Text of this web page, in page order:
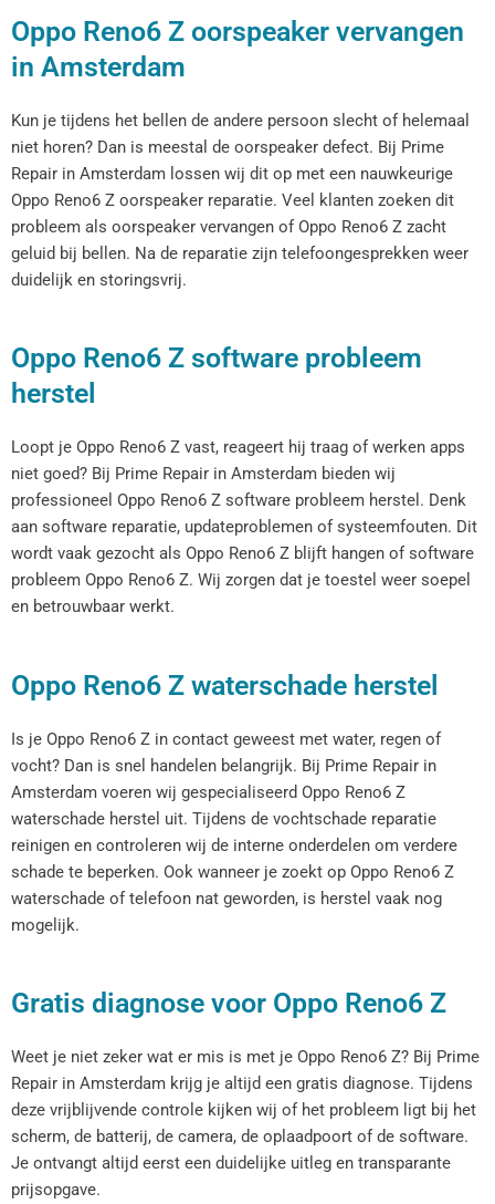
Oppo Reno6 Z oorspeaker vervangen
in Amsterdam
Kun je tijdens het bellen de andere persoon slecht of helemaal
niet horen? Dan is meestal de oorspeaker defect. Bij Prime
Repair in Amsterdam lossen wij dit op met een nauwkeurige
Oppo Reno6 Z oorspeaker reparatie. Veel klanten zoeken dit
probleem als oorspeaker vervangen of Oppo Reno6 Z zacht
geluid bij bellen. Na de reparatie zijn telefoongesprekken weer
duidelijk en storingsvrij.
Oppo Reno6 Z software probleem
herstel
Loopt je Oppo Reno6 Z vast, reageert hij traag of werken apps
niet goed? Bij Prime Repair in Amsterdam bieden wij
professioneel Oppo Reno6 Z software probleem herstel. Denk
aan software reparatie, updateproblemen of systeemfouten. Dit
wordt vaak gezocht als Oppo Reno6 Z blijft hangen of software
probleem Oppo Reno6 Z. Wij zorgen dat je toestel weer soepel
en betrouwbaar werkt.
Oppo Reno6 Z waterschade herstel
Is je Oppo Reno6 Z in contact geweest met water, regen of
vocht? Dan is snel handelen belangrijk. Bij Prime Repair in
Amsterdam voeren wij gespecialiseerd Oppo Reno6 Z
waterschade herstel uit. Tijdens de vochtschade reparatie
reinigen en controleren wij de interne onderdelen om verdere
schade te beperken. Ook wanneer je zoekt op Oppo Reno6 Z
waterschade of telefoon nat geworden, is herstel vaak nog
mogelijk.
Gratis diagnose voor Oppo Reno6 Z
Weet je niet zeker wat er mis is met je Oppo Reno6 Z? Bij Prime
Repair in Amsterdam krijg je altijd een gratis diagnose. Tijdens
deze vrijblijvende controle kijken wij of het probleem ligt bij het
scherm, de batterij, de camera, de oplaadpoort of de software.
Je ontvangt altijd eerst een duidelijke uitleg en transparante
prijsopgave.